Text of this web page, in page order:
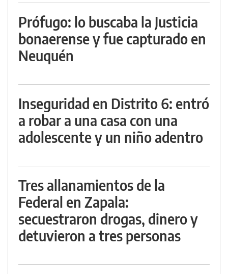
Prófugo: lo buscaba la Justicia
bonaerense y fue capturado en
Neuquén
Inseguridad en Distrito 6: entró
a robar a una casa con una
adolescente y un niño adentro
Tres allanamientos de la
Federal en Zapala:
secuestraron drogas, dinero y
detuvieron a tres personas